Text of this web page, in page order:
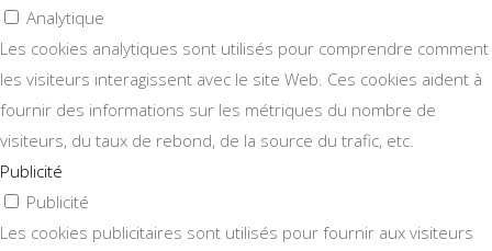
Analytique
Les cookies analytiques sont utilisés pour comprendre comment
les visiteurs interagissent avec le site Web. Ces cookies aident à
fournir des informations sur les métriques du nombre de
visiteurs, du taux de rebond, de la source du trafic, etc.
Publicité
Publicité
Les cookies publicitaires sont utilisés pour fournir aux visiteurs